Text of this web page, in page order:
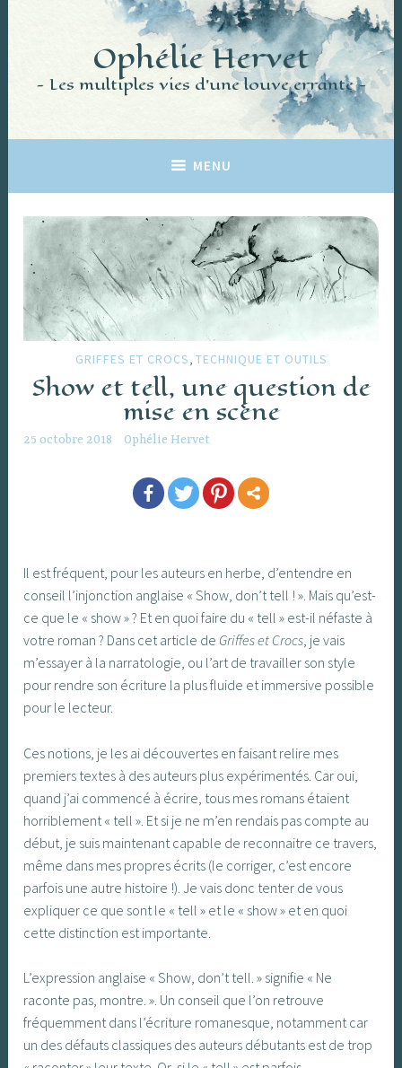
principal
Ophélie Hervet
Les multiples vies d'une louve errante
MENU
GRIFFES ET CROCS TECHNIQUE ET OUTILS
Show et tell, une question de
mise en scène
25 octobre 2018 Ophélie Hervet
Il est fréquent, pour les auteurs en herbe, d’entendre en
conseil l’injonction anglaise « Show, don’t tell ! ». Mais qu’est-
ce que le « show » ? Et en quoi faire du « tell » est-il néfaste à
votre roman ? Dans cet article de Griffes et Crocs , je vais
m’essayer à la narratologie, ou l’art de travailler son style
pour rendre son écriture la plus fluide et immersive possible
pour le lecteur.
Ces notions, je les ai découvertes en faisant relire mes
premiers textes à des auteurs plus expérimentés. Car oui,
quand j’ai commencé à écrire, tous mes romans étaient
horriblement « tell ». Et si je ne m’en rendais pas compte au
début, je suis maintenant capable de reconnaitre ce travers,
même dans mes propres écrits (le corriger, c’est encore
parfois une autre histoire !). Je vais donc tenter de vous
expliquer ce que sont le « tell » et le « show » et en quoi
cette distinction est importante.
L’expression anglaise « Show, don’t tell. » signifie « Ne
raconte pas, montre. ». Un conseil que l’on retrouve
fréquemment dans l’écriture romanesque, notamment car
un des défauts classiques des auteurs débutants est de trop